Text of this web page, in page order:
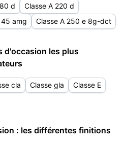
d
Classe A 220 d
45 amg Classe A 250 e 8g-dct
d'occasion les plus
cla Classe gla
Classe E
: les différentes finitions